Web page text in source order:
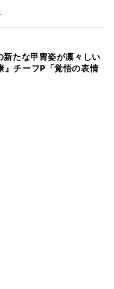
新たな甲冑姿が凛々しい
』チーフP「覚悟の表情